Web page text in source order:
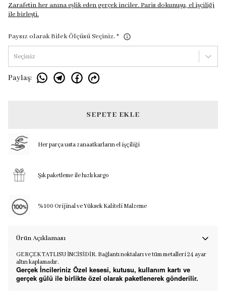
Zarafetin her anına eşlik eden gerçek inciler. Paris dokunuşu, el işçiliği
ile birleşti.
Paysız olarak Bilek Ölçüsü Seçiniz. *
Seçiniz
Paylaş:
SEPETE EKLE
Her parça usta zanaatkarların el işçiliği
Şık paketleme ile hızlı kargo
%100 Orijinal ve Yüksek Kaliteli Malzeme
Ürün Açıklaması
GERÇEK TATLISU İNCİSİDİR. Bağlantı noktaları ve tüm metalleri 24 ayar
altın kaplamadır.
Gerçek İncileriniz Özel kesesi, kutusu, kullanım kartı ve
gerçek gülü ile birlikte özel olarak paketlenerek gönderilir.